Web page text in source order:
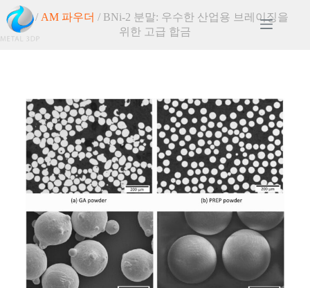
홈/ AM 파우더 / BNi-2 분말: 우수한 산업용 브레이징을
위한 고급 합금